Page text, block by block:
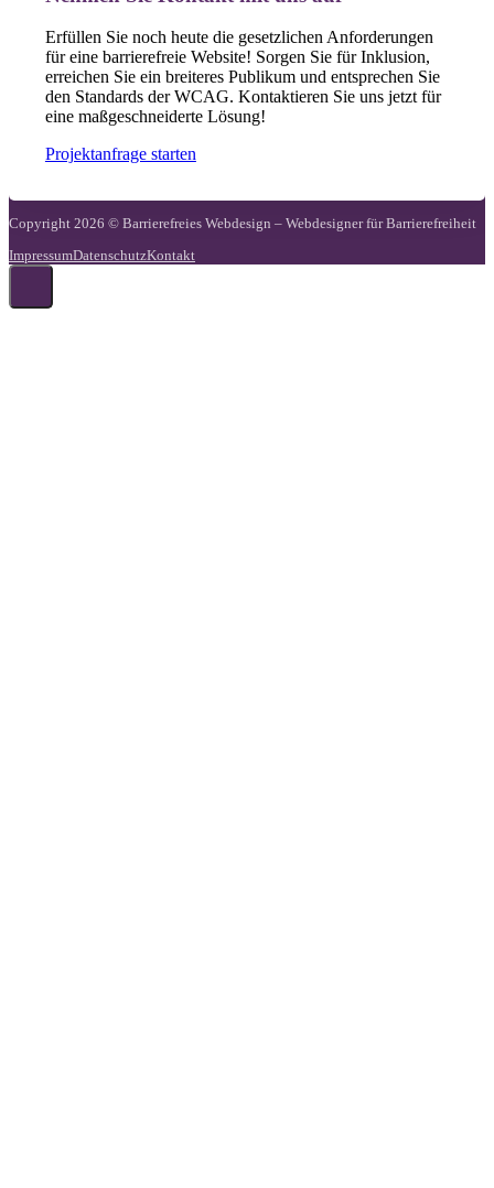
Erfüllen Sie noch heute die gesetzlichen Anforderungen
für eine barrierefreie Website! Sorgen Sie für Inklusion,
erreichen Sie ein breiteres Publikum und entsprechen Sie
den Standards der WCAG. Kontaktieren Sie uns jetzt für
eine maßgeschneiderte Lösung!
Projektanfrage starten
Copyright 2026 © Barrierefreies Webdesign – Webdesigner für Barrierefreiheit
ImpressumDatenschutzKontakt